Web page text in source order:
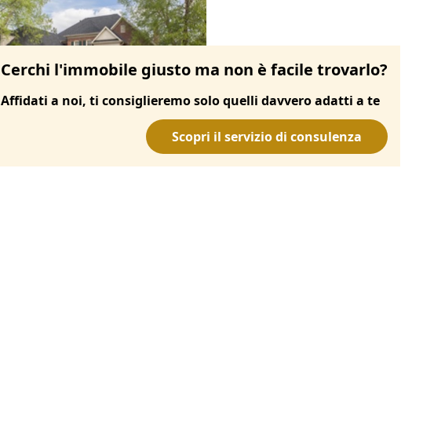
Cerchi l'immobile giusto ma non è facile trovarlo?
Affidati a noi, ti consiglieremo solo quelli davvero adatti a te
Scopri il servizio di consulenza